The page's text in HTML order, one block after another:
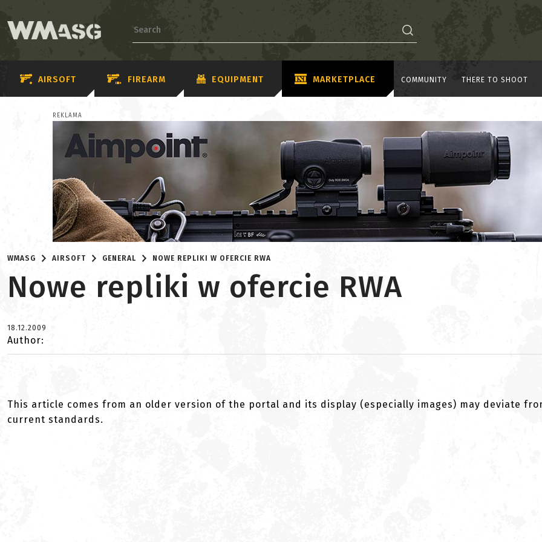
AIRSOFT FIREARM EQUIPMENT MARKETPLACE COMMUNITY THERE TO SHOOT
REKLAMA
WMASG AIRSOFT GENERAL NOWE REPLIKI W OFERCIE RWA
Nowe repliki w ofercie RWA
18.12.2009
Author:
This article comes from an older version of the portal and its display (especially images) may deviate
current standards.